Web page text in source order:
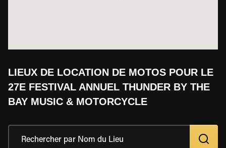
LIEUX DE LOCATION DE MOTOS POUR LE
27E FESTIVAL ANNUEL THUNDER BY THE
BAY MUSIC & MOTORCYCLE